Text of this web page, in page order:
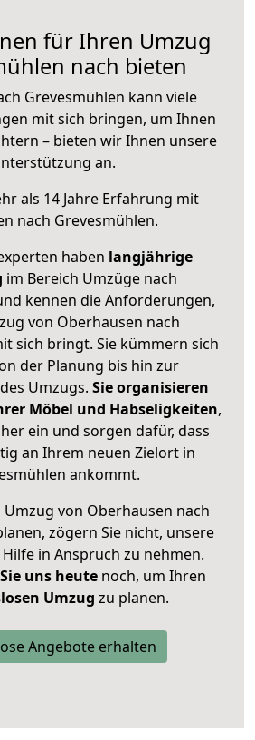
für Ihren Umzug
nach bieten
Grevesmühlen kann viele
mit sich bringen, um Ihnen
– bieten wir Ihnen unsere
an.
als 14 Jahre Erfahrung mit
nach Grevesmühlen.
haben langjährige
im Bereich Umzüge nach
kennen die Anforderungen,
von Oberhausen nach
sich bringt. Sie kümmern sich
der Planung bis hin zur
Umzugs. Sie organisieren
Möbel und Habseligkeiten,
ein und sorgen dafür, dass
an Ihrem neuen Zielort in
ankommt.
Umzug von Oberhausen nach
zögern Sie nicht, unsere
in Anspruch zu nehmen.
uns heutenoch, um Ihren
Umzug zu planen.
Angebote erhalten